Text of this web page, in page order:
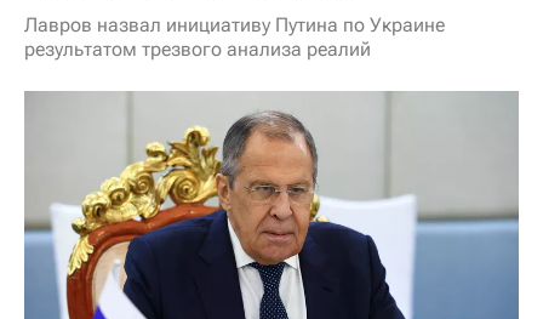
Лавров назвал инициативу Путина по Украине
результатом трезвого анализа реалий